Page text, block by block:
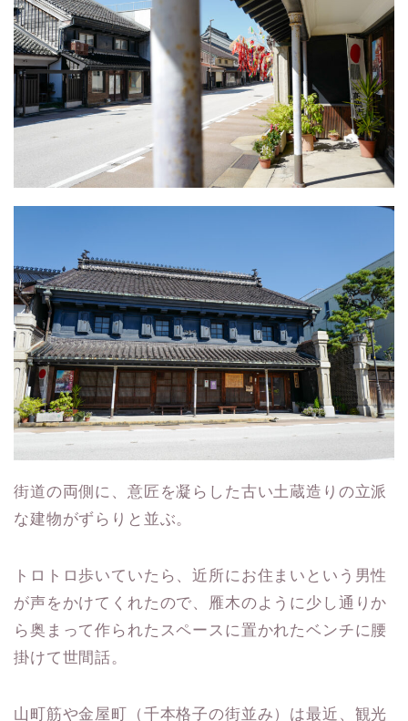
街道の両側に、意匠を凝らした古い土蔵造りの立派
な建物がずらりと並ぶ。
トロトロ歩いていたら、近所にお住まいという男性
が声をかけてくれたので、雁木のように少し通りか
ら奥まって作られたスペースに置かれたベンチに腰
掛けて世間話。
山町筋や金屋町（千本格子の街並み）は最近、観光